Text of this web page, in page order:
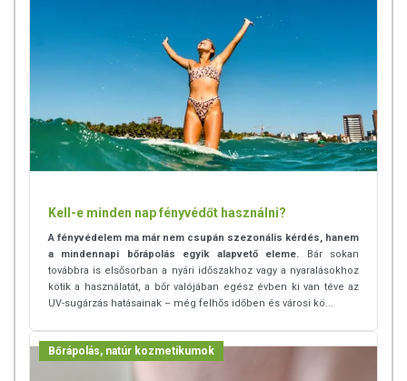
kiválóan hidratál
könnyen felszívódik
megóvja a bőrt a káros környezeti hatásoktól
felveszi a harcot a bőrt támadó szabadgyökökkel
E-vitaminban gazdag
antibakteriális, gyulladáscsökkentő hatású
anti-aging hatású
Ez az egyik legősibb természetes bőrápoló, bőrszépítő
vitamin, polifenolok, antioxidánsok), amelyek táplálják,
ápolják, regenerálják a bőrt (sőt, a körmöket és a hajat is).
Ennyire sokoldalú:
halványítja a pigmentfoltokat
segíti az UV sugárzás okozta bőrkárosodás
Kell-e minden nap fényvédőt használni?
A fényvédelem ma már nem csupán szezonális kérdés, hanem
a mindennapi bőrápolás egyik alapvető eleme.
Bár sokan
továbbra is elsősorban a nyári időszakhoz vagy a nyaralásokhoz
kötik a használatát, a bőr valójában egész évben ki van téve az
UV-sugárzás hatásainak – még felhős időben és városi kö...
Bőrápolás, natúr kozmetikumok